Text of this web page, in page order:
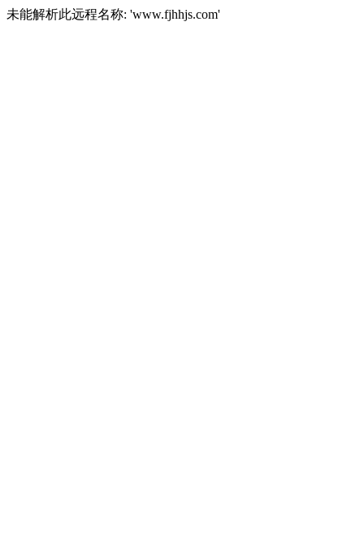
未能解析此远程名称: 'www.fjhhjs.com'